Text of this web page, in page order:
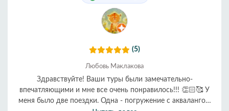
(5)
Любовь Маклакова
Здравствуйте! Ваши туры были замечательно-
впечатляющими и мне все очень понравилось!!! 👏🏻🥰 У
меня было две поездки. Одна - погружение с аквалангом